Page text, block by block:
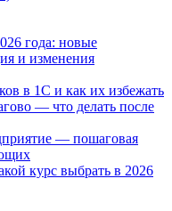
года: новые
и изменения
в 1С и как их избежать
— что делать после
— пошаговая
курс выбрать в 2026